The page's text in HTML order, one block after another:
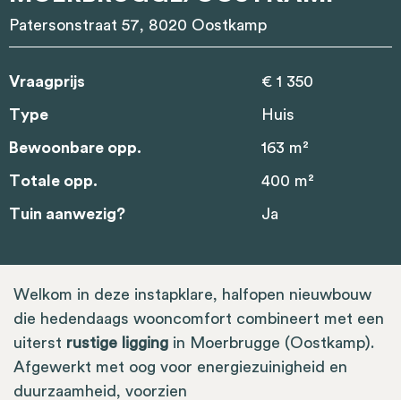
Patersonstraat 57, 8020 Oostkamp
Vraagprijs € 1 350
Type Huis
Bewoonbare opp. 163 m²
Totale opp. 400 m²
Tuin aanwezig? Ja
Welkom in deze instapklare, halfopen nieuwbouw
die hedendaags wooncomfort combineert met een
uiterst rustige ligging in Moerbrugge (Oostkamp).
Afgewerkt met oog voor energiezuinigheid en
duurzaamheid, voorzien